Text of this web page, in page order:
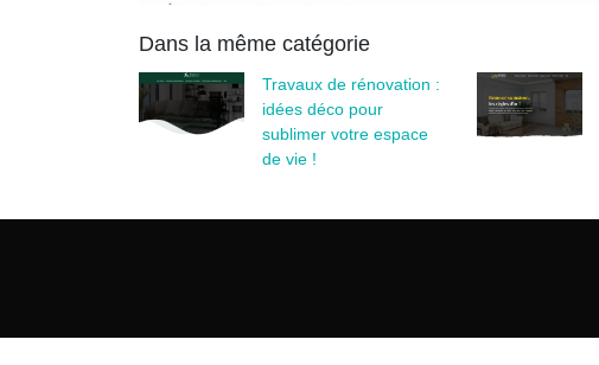
Dans la même catégorie
Travaux de rénovation :
idées déco pour
sublimer votre espace
de vie !